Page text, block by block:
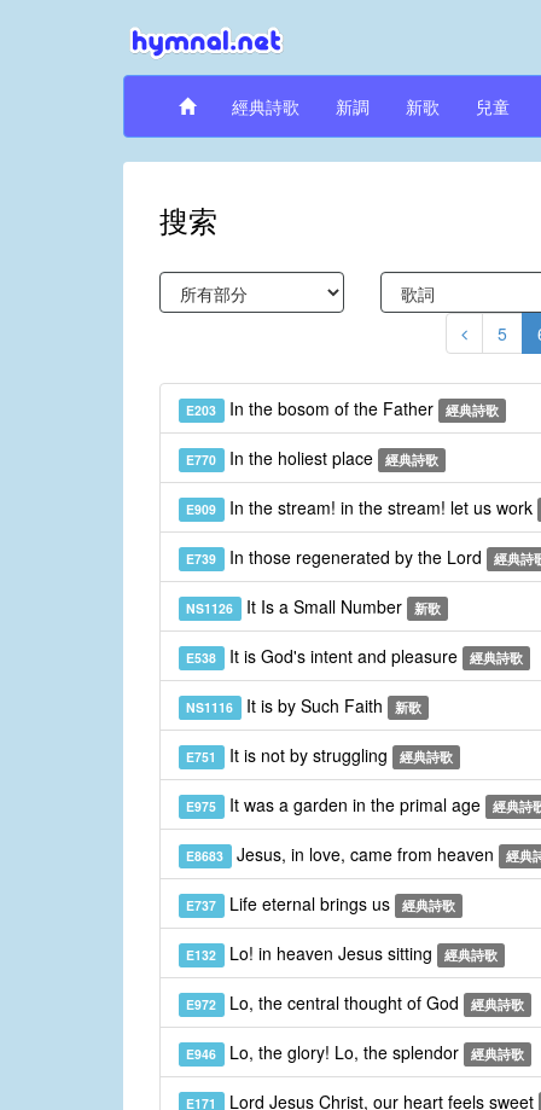
經典詩歌 新調 新歌 兒童
搜索
5
E203 In the bosom of the Father 經典詩歌
E770 In the holiest place 經典詩歌
E909 In the stream! in the stream! let us work
E739 In those regenerated by the Lord 經典詩
NS1126 It Is a Small Number 新歌
E538 It is God's intent and pleasure 經典詩歌
NS1116 It is by Such Faith 新歌
E751 It is not by struggling 經典詩歌
E975 It was a garden in the primal age 經典詩
E8683 Jesus, in love, came from heaven 經典
E737 Life eternal brings us 經典詩歌
E132 Lo! in heaven Jesus sitting 經典詩歌
E972 Lo, the central thought of God 經典詩歌
E946 Lo, the glory! Lo, the splendor 經典詩歌
E171 Lord Jesus Christ, our heart feels sweet